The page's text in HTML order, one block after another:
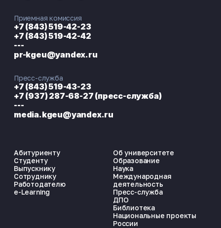
Абитуриенту
Студенту
Выпускнику
Сотруднику
Работодателю
e-Learning
Об университете
Образование
Наука
Международная
деятельность
Пресс-служба
ДПО
Библиотека
Национальные проекты
России
Приемная комиссия
+7 (843) 519-42-23
+7 (843) 519-42-42
---
pr-kgeu@yandex.ru
Пресс-служба
+7 (843) 519-43-23
+7 (937) 287-68-27 (пресс-служба)
---
media.kgeu@yandex.ru